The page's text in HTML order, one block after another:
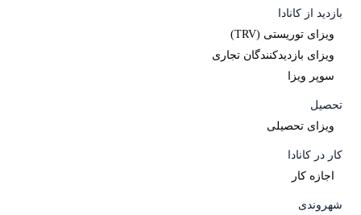
بازدید از کانادا
ویزای توریستی (TRV)
ویزای بازدیدکنندگان تجاری
سوپر ویزا
تحصیل
ویزای تحصیلی
کار در کانادا
اجازه کار
شھروندی